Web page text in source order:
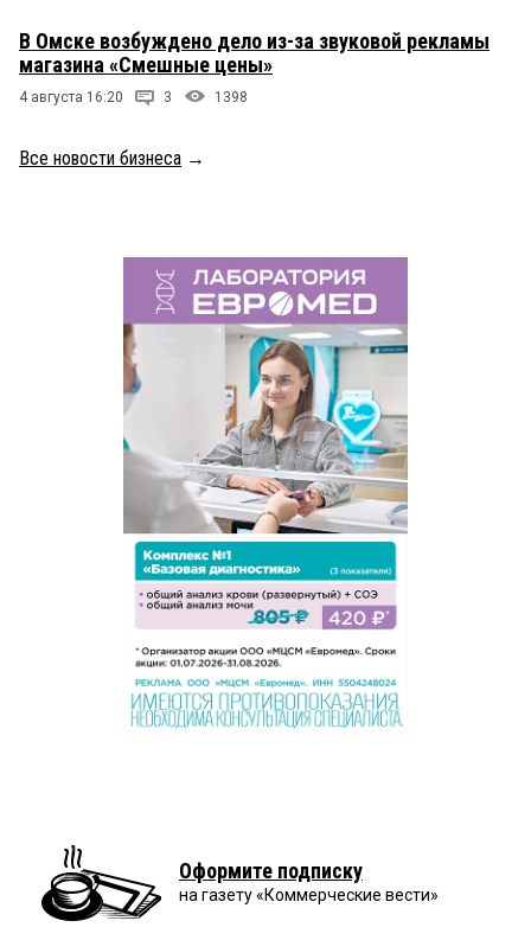
В Омске возбуждено дело из-за звуковой рекламы
магазина «Смешные цены»
4 августа 16:20 3 1398
Все новости бизнеса →
Оформите подписку
на газету «Коммерческие вести»